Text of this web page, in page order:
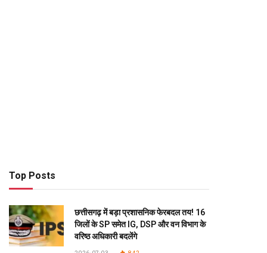
Top Posts
छत्तीसगढ़ में बड़ा प्रशासनिक फेरबदल तय! 16
जिलों के SP समेत IG, DSP और वन विभाग के
वरिष्ठ अधिकारी बदलेंगे